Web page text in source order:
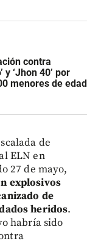
contra
y ‘Jhon 40’ por
menores de edad
de
ELN en
27 de mayo,
explosivos
de
heridos.
habría sido